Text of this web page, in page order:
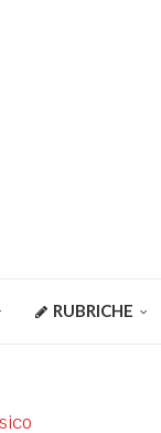
RUBRICHE